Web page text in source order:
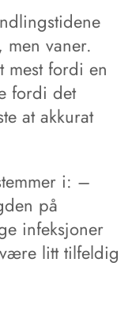
vaner.
mest fordi en
fordi det
at akkurat
i: –
på
infeksjoner
litt tilfeldig